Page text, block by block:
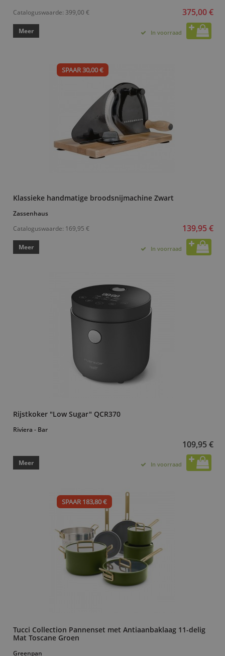
Cataloguswaarde: 399,00 € 375,00 €
Meer In voorraad
SPAAR 30,00 €
Klassieke handmatige broodsnijmachine Zwart
Zassenhaus
Cataloguswaarde: 169,95 € 139,95 €
Meer In voorraad
Rijstkoker "Low Sugar" QCR370
Riviera - Bar
109,95 €
Meer In voorraad
SPAAR 183,80 €
Tucci Collection Pannenset met Antiaanbaklaag 11-delig
Mat Toscane Groen
Greenpan